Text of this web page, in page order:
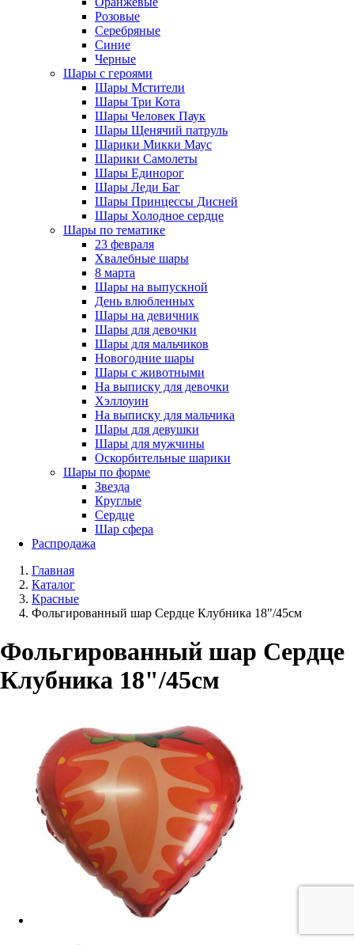
Розовые
Серебряные
Синие
Черные
Шары с героями
Шары Мстители
Шары Три Кота
Шары Человек Паук
Шары Щенячий патруль
Шарики Микки Маус
Шарики Самолеты
Шары Единорог
Шары Леди Баг
Шары Принцессы Дисней
Шары Холодное сердце
Шары по тематике
23 февраля
Хвалебные шары
8 марта
Шары на выпускной
День влюбленных
Шары на девичник
Шары для девочки
Шары для мальчиков
Новогодние шары
Шары с животными
На выписку для девочки
Хэллоуин
На выписку для мальчика
Шары для девушки
Шары для мужчины
Оскорбительные шарики
Шары по форме
Звезда
Круглые
Сердце
Шар сфера
Распродажа
Главная
Каталог
Красные
Фольгированный шар Сердце Клубника 18"/45см
Фольгированный шар Сердце
Клубника 18"/45см